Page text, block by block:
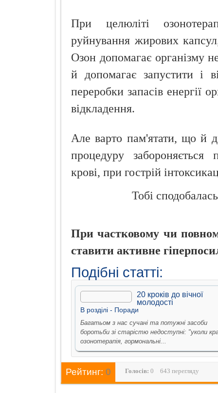
При целюліті
руйнування жирових
Озон допомагає організму
й допомагає запустити і
переробки запасів енергії
відкладення.
Але варто пам'ятати, що й
процедуру забороняється
крові, при гострій
Тобі
При частковому чи
ставити активне
Подібні статті:
20 кроків до вічної
молодості
В рoздiлi - Поради
Багатьом з нас сучані та потужні засоби
боротьби зі старістю недоступні: "уколи
озонотерапія, гормональні...
Рейтинг: 0 Голосiв: 0 643 перегляду